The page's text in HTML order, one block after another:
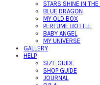
STARS SHINE IN
BLUE DRAGON
MY OLD BOX
PERFUME BOTTLE
BABY ANGEL
MY UNIVERSE
GALLERY
HELP
SIZE GUIDE
SHOP GUIDE
JOURNAL